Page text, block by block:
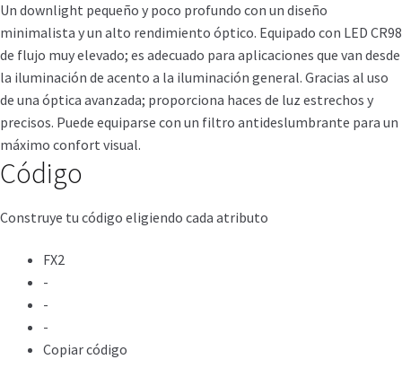
Un downlight pequeño y poco profundo con un diseño
minimalista y un alto rendimiento óptico. Equipado con LED CR98
de flujo muy elevado; es adecuado para aplicaciones que van desde
la iluminación de acento a la iluminación general. Gracias al uso
de una óptica avanzada; proporciona haces de luz estrechos y
precisos. Puede equiparse con un filtro antideslumbrante para un
máximo confort visual.
Código
Construye tu código eligiendo cada atributo
FX2
-
-
-
Copiar código